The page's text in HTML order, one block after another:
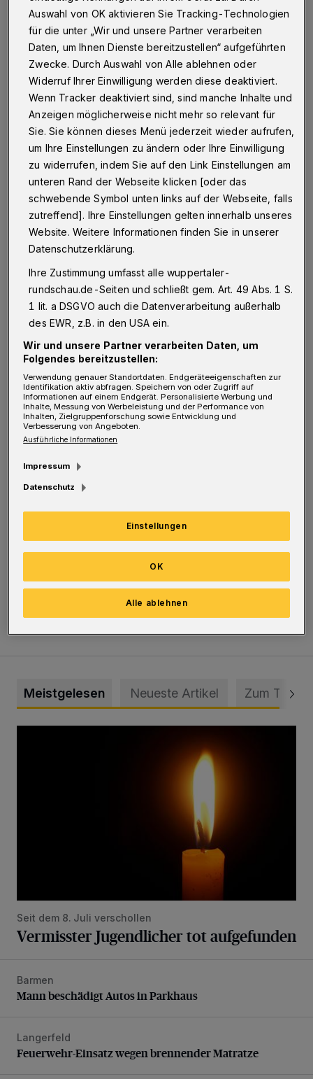
Betr.: Tragen von Schutzmasken
14.08.2020 , 10:22 Uhr Eine Minute Lesezeit
D as Tragen von Schutzmasken hat sicher
seinen Sinn.
die Maske auch nur einige Millimeter
verrutscht ist (also mal gar keine Gefahr
besteht), liegen sehr nahe bei Hysterie.
Mehrmals bin ich den letzten Monaten wegen
solch einer unbedeutenden Lappalie aufs
Schärfste angefahren und sogar des
Geschäftes verwiesen worden. Diese
permanenten Belehrungen, Ermahnungen,
sogar autoritär vorgebrachte Befehle sind eine
Zumal doch jetzt nach mehreren Monaten
jeder weiß, worum es geht.
Dorothee Montkowski
Meistgelesen Neueste Artikel Zum Thema
Seit dem 8. Juli verschollen
Vermisster Jugendlicher tot aufgefunden
Mann beschädigt Autos in Parkhaus
Barmen
Mann beschädigt Autos in Parkhaus
Feuerwehr-Einsatz wegen brennender Matratze
Langerfeld
Feuerwehr-Einsatz wegen brennender Matratze
Auswahl von OK aktivieren Sie Tracking-Technologien
für die unter „Wir und unsere Partner verarbeiten
Daten, um Ihnen Dienste bereitzustellen“ aufgeführten
Zwecke. Durch Auswahl von Alle ablehnen oder
Widerruf Ihrer Einwilligung werden diese deaktiviert.
Wenn Tracker deaktiviert sind, sind manche Inhalte und
Anzeigen möglicherweise nicht mehr so relevant für
Sie. Sie können dieses Menü jederzeit wieder aufrufen,
um Ihre Einstellungen zu ändern oder Ihre Einwilligung
zu widerrufen, indem Sie auf den Link Einstellungen am
unteren Rand der Webseite klicken [oder das
schwebende Symbol unten links auf der Webseite, falls
zutreffend]. Ihre Einstellungen gelten innerhalb unseres
Website. Weitere Informationen finden Sie in unserer
Datenschutzerklärung.
Ihre Zustimmung umfasst alle wuppertaler-
rundschau.de-Seiten und schließt gem. Art. 49 Abs. 1 S.
1 lit. a DSGVO auch die Datenverarbeitung außerhalb
des EWR, z.B. in den USA ein.
Wir und unsere Partner verarbeiten Daten, um
Folgendes bereitzustellen:
Verwendung genauer Standortdaten. Endgeräteeigenschaften zur
Identifikation aktiv abfragen. Speichern von oder Zugriff auf
Informationen auf einem Endgerät. Personalisierte Werbung und
Inhalte, Messung von Werbeleistung und der Performance von
Inhalten, Zielgruppenforschung sowie Entwicklung und
Verbesserung von Angeboten.
Ausführliche Informationen
Impressum
Datenschutz
Einstellungen
Alle ablehnen
OK